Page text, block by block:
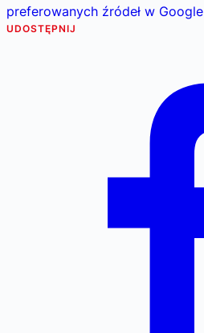
preferowanych źródeł w Google
UDOSTĘPNIJ